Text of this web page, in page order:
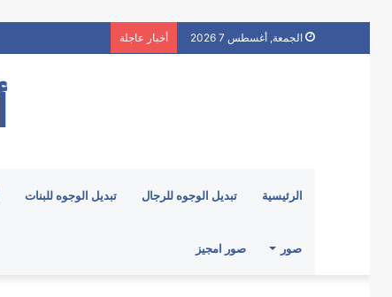
الجمعة, أغسطس 7 2026 أخبار عاجلة
الرئيسية تبديل الوجوه للرجال تبديل الوجوه للبنات
صور صور امجيز